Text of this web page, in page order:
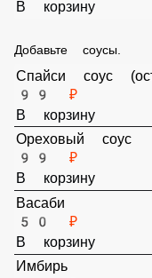
Спайси соус(острый)
В корзину
Ореховый соус
99 ₽
В корзину
Добавьте соусы.
Спайси соус (острый)
В корзину